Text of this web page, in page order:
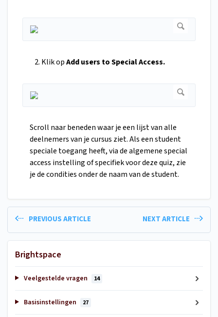
Klik opAdd users to Special Access.
Scroll naar beneden waar je een lijst van alle
deelnemers van je cursus ziet. Als een student
speciale toegang heeft, via de algemene special
access instelling of specifiek voor deze quiz, zie
je de condities onder de naam van de student.
PREVIOUS ARTICLE NEXT ARTICLE
Brightspace
Veelgestelde vragen 14
Basisinstellingen 27